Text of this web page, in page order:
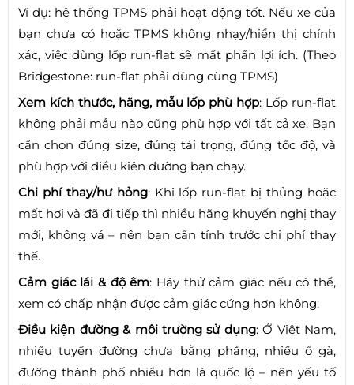
Ví dụ: hệ thống TPMS phải hoạt động tốt. Nếu xe của
bạn chưa có hoặc TPMS không nhạy/hiển thị chính
xác, việc dùng lốp run-flat sẽ mất phần lợi ích. (Theo
Bridgestone: run-flat phải dùng cùng TPMS)
Xem kích thước, hãng, mẫu lốp phù hợp: Lốp run-flat
không phải mẫu nào cũng phù hợp với tất cả xe. Bạn
cần chọn đúng size, đúng tải trọng, đúng tốc độ, và
phù hợp với điều kiện đường bạn chạy.
Chi phí thay/hư hỏng: Khi lốp run-flat bị thủng hoặc
mất hơi và đã đi tiếp thì nhiều hãng khuyến nghị thay
mới, không vá – nên bạn cần tính trước chi phí thay
thế.
Cảm giác lái & độ êm: Hãy thử cảm giác nếu có thể,
xem có chấp nhận được cảm giác cứng hơn không.
Điều kiện đường & môi trường sử dụng: Ở Việt Nam,
nhiều tuyến đường chưa bằng phẳng, nhiều ổ gà,
đường thành phố nhiều hơn là quốc lộ – nên yếu tố